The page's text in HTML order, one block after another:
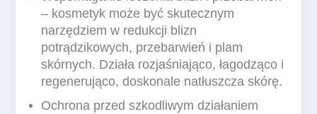
– kosmetyk może być skutecznym
narzędziem w redukcji blizn
potrądzikowych, przebarwień i plam
skórnych. Działa rozjaśniająco, łagodząco i
regenerująco, doskonale natłuszcza skórę.
Ochrona przed szkodliwym działaniem